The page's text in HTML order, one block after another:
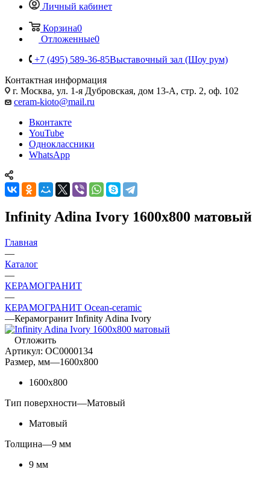
Личный кабинет
Корзина0
Отложенные0
+7 (495) 589-36-85Выставочный зал (Шоу рум)
Контактная информация
г. Москва, ул. 1-я Дубровская, дом 13-А, стр. 2, оф. 102
ceram-kioto@mail.ru
Вконтакте
YouTube
Одноклассники
WhatsApp
Infinity Adina Ivory 1600x800 матовый
Главная
—
Каталог
—
КЕРАМОГРАНИТ
—
КЕРАМОГРАНИТ Ocean-ceramic
—Керамогранит Infinity Adina Ivory
Отложить
Артикул: OC0000134
Размер, мм—1600x800
1600x800
Тип поверхности—Матовый
Матовый
Толщина—9 мм
9 мм